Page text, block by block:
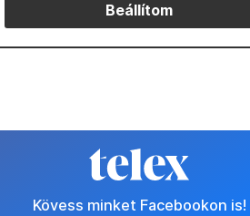
Beállítom
Kövess minket Facebookon is!